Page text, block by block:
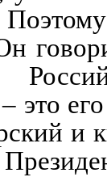
это
и